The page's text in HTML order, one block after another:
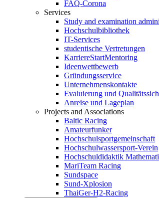
FAQ-Corona
Services
Study and examination
Hochschulbibliothek
IT-Services
studentische Vertretungen
KarriereStartMentoring
Ideenwettbewerb
Gründungsservice
Unternehmenskontakte
Evaluierung und
Anreise und Lageplan
Projects and Associations
Baltic Racing
Amateurfunker
Hochschulsportgemeinschaft
Hochschulwassersport-Verein
Hochschuldidaktik
MariTeam Racing
Sundspace
Sund-Xplosion
ThaiGer-H2-Racing